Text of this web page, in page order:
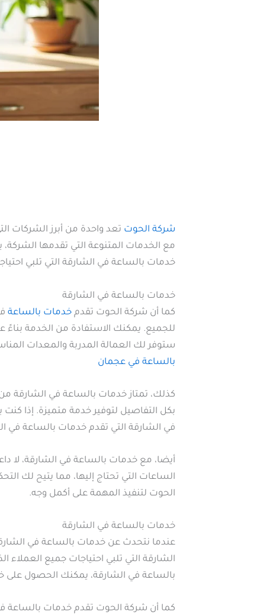
شركة الحوت تعد واحدة من أبرز الشركات
مع الخدمات المتنوعة التي تقدمها
خدمات بالساعة في الشارقة التي تلبي
خدمات بالساعة في الشارقة
كما أن شركة الحوت تقدم خدمات بالساعة
للجميع. يمكنك الاستفادة من الخدمة بناءً
ستوفر لك العمالة المدربة والمعدات
بالساعة في عجمان
كذلك، تمتاز خدمات بالساعة في الشارقة
بكل التفاصيل لتوفير خدمة متميزة. إذا
في الشارقة التي تقدم خدمات بالساعة في
أيضا، مع خدمات بالساعة في الشارقة، لا
الساعات التي تحتاج إليها، مما يتيح لك
الحوت لتنفيذ المهمة على أكمل وجه.
خدمات بالساعة في الشارقة
عندما نتحدث عن خدمات بالساعة في
الشارقة التي تلبي احتياجات جميع
بالساعة في الشارقة، يمكنك الحصول على
كما أن شركة الحوت تقدم خدمات بالساعة